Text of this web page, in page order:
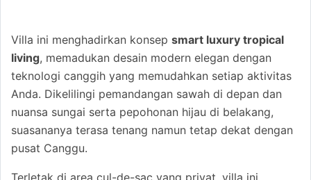
Villa ini menghadirkan konsep smart luxury tropical
living, memadukan desain modern elegan dengan
teknologi canggih yang memudahkan setiap aktivitas
Anda. Dikelilingi pemandangan sawah di depan dan
nuansa sungai serta pepohonan hijau di belakang,
suasananya terasa tenang namun tetap dekat dengan
pusat Canggu.